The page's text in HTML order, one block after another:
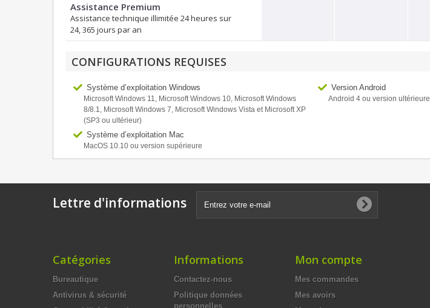
Assistance Premium
Assistance technique illimitée 24 heures sur
24, 365 jours par an
CONFIGURATIONS REQUISES
Système d’exploitation Windows
Microsoft Windows 11, Microsoft Windows 10, Microsoft Windows
8/8.1, Microsoft Windows 7, Microsoft Windows Vista et Microsoft XP
(SP3 ou ultérieur)
Système d’exploitation Mac
MacOS 10.10 ou version supérieure
Version Android
Android 4 ou version ultérieure
Lettre d'informations
Catégories
Bureautique
Antivirus & sécurité
Informations
Contactez-nous
Politique données
personnelles
Mon compte
Mes commandes
Mes avoirs